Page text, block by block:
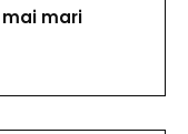
mari